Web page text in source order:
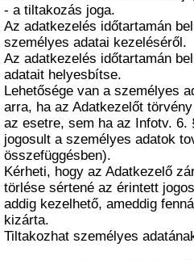
- a tiltakozás joga.
Az adatkezelés időtartamán
személyes adatai kezeléséről.
Az adatkezelés időtartamán
adatait helyesbítse.
Lehetősége van a személyes
arra, ha az Adatkezelőt
az esetre, sem ha az Infotv. 6.
jogosult a személyes adatok
összefüggésben).
Kérheti, hogy az Adatkezelő
törlése sértené az érintett
addig kezelhető, ameddig
kizárta.
Tiltakozhat személyes